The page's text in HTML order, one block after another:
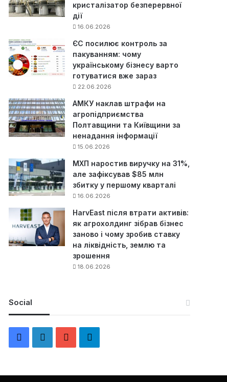
кристалізатор безперервної
дії
16.06.2026
ЄС посилює контроль за
пакуванням: чому
українському бізнесу варто
готуватися вже зараз
22.06.2026
АМКУ наклав штрафи на
агропідприємства
Полтавщини та Київщини за
ненадання інформації
15.06.2026
МХП наростив виручку на 31%,
але зафіксував $85 млн
збитку у першому кварталі
16.06.2026
HarvEast після втрати активів:
як агрохолдинг зібрав бізнес
заново і чому зробив ставку
на ліквідність, землю та
зрошення
18.06.2026
Social
c
n
u
л